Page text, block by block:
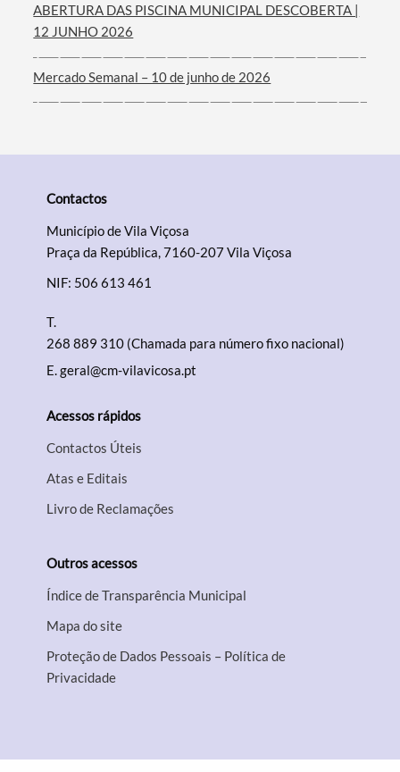
ABERTURA DAS PISCINA MUNICIPAL DESCOBERTA |
12 JUNHO 2026
Mercado Semanal – 10 de junho de 2026
Contactos
Município de Vila Viçosa
Praça da República, 7160-207 Vila Viçosa
NIF: 506 613 461
T.
268 889 310 (Chamada para número fixo nacional)
E.geral@cm-vilavicosa.pt
Acessos rápidos
Contactos Úteis
Atas e Editais
Livro de Reclamações
Outros acessos
Índice de Transparência Municipal
Mapa do site
Proteção de Dados Pessoais – Política de
Privacidade